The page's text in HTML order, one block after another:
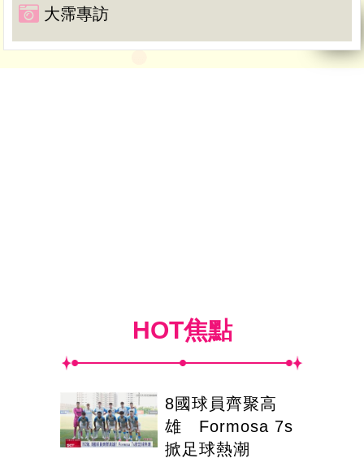
大霈專訪
HOT焦點
8國球員齊聚高
雄 Formosa 7s
掀足球熱潮